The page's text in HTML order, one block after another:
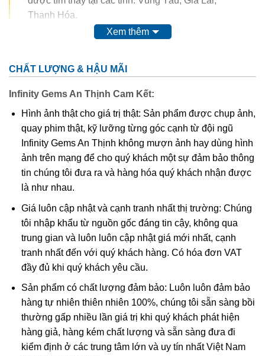
Thanh Hóa.
Trong thế kỷ 20, màu của ametit được coi là do sự có mặt
hoàn toàn thậm chí mất màu khi nung. Vì vậy, người ta
được cho là có mặt trong ametit và
được tìm thấy trong khoáng vật này.
Các công trình gần đây cho thấy màu của ametit là do có
lẫn tạp chấtsắtIII . Các nghiên cứu sâu hơn cho thấy sự
tương tác phức tạp củasắtvànhômsẽ tạo nên màu .
Khi nung nóng ametit thường chuyển thành màuvàng, và
hầu hếtcitrine,cairngormcủa ngành kim hoàn đá quý
được coi đơn giản chỉ là “ametit được gia nhiệt”. Thạch
anh ametit có xu hướng bị mất màu khi bị lộ ra mặt đất.
Ametit tổng hợp rất giống với ametit chất lượng cao. Các
đặc điểm hóa học và vật lý đều rất giống với ametit tự
nhiên nên rất khó phân biệt một cách chính xác trừ khi
dùng những thử nghiệm đá quý học cao cấp tốn kém. Thử
nghiệm dựa trên quy luật sinh đôi tên “Brazil law twinning”
(một dạng của thạch anh sinh đôi, khi đó cấu trúc thạch
Xem thêm
CHẤT LƯỢNG & HẬU MÃI
Infinity Gems An Thịnh Cam Kết:
Hình ảnh thật cho giá trị thật: Sản phẩm được chụp ảnh,
quay phim thật, kỹ lưỡng từng góc cạnh từ đội ngũ
Infinity Gems An Thịnh không mượn ảnh hay dùng hình
ảnh trên mạng để cho quý khách một sự đảm bảo thông
tin chúng tôi đưa ra và hàng hóa quý khách nhận được
là như nhau.
Giá luôn cập nhật và cạnh tranh nhất thị trường: Chúng
tôi nhập khẩu từ nguồn gốc đáng tin cậy, không qua
trung gian và luôn luôn cập nhật giá mới nhất, cạnh
tranh nhất đến với quý khách hàng. Có hóa đơn VAT
đầy đủ khi quý khách yêu cầu.
Sản phẩm có chất lượng đảm bảo: Luôn luôn đảm bảo
hàng tự nhiên thiên nhiên 100%, chúng tôi sẵn sàng bồi
thường gấp nhiều lần giá trị khi quý khách phát hiện
hàng giả, hàng kém chất lượng và sẵn sàng đưa đi
kiểm định ở các trung tâm lớn và uy tín nhất Việt Nam